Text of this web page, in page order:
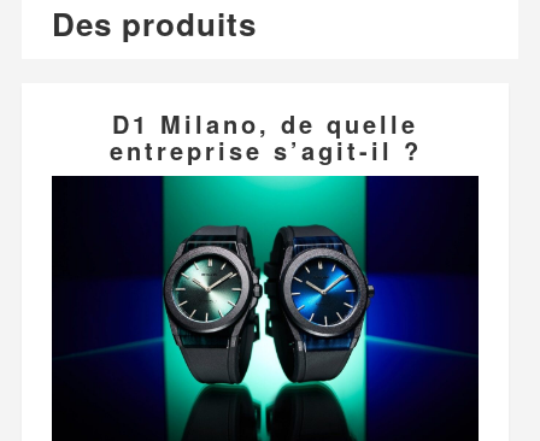
Des produits
D1 Milano, de quelle
entreprise s’agit-il ?